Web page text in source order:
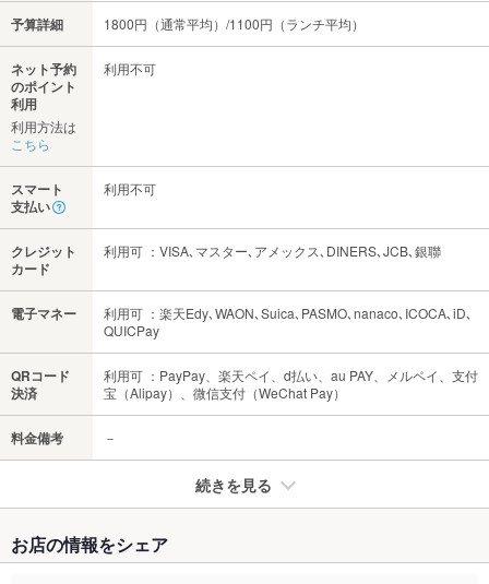
予算詳細 1800円（通常平均）/1100円（ランチ平均）
ネット予約
のポイント
利用
利用方法は
こちら
利用不可
スマート
支払い
利用不可
クレジット
カード
利用可 ：VISA､マスター､アメックス､DINERS､JCB､銀聯
電子マネー
利用可 ：楽天Edy､WAON､Suica､PASMO､nanaco､ICOCA､iD､
QUICPay
QRコード
決済
利用可 ：PayPay、楽天ペイ、d払い、au PAY、メルペイ、支付
宝（Alipay）、微信支付（WeChat Pay）
料金備考 －
続きを見る
禁煙・喫煙
全席禁煙
お店の情報をシェア